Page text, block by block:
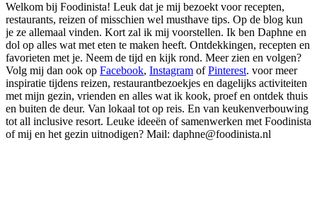
Welkom bij Foodinista! Leuk dat je mij bezoekt voor recepten,
restaurants, reizen of misschien wel musthave tips. Op de blog kun
je ze allemaal vinden. Kort zal ik mij voorstellen. Ik ben Daphne en
dol op alles wat met eten te maken heeft. Ontdekkingen, recepten en
favorieten met je. Neem de tijd en kijk rond. Meer zien en volgen?
Volg mij dan ook op Facebook, Instagram ofPinterest. voor meer
inspiratie tijdens reizen, restaurantbezoekjes en dagelijks activiteiten
met mijn gezin, vrienden en alles wat ik kook, proef en ontdek thuis
en buiten de deur. Van lokaal tot op reis. En van keukenverbouwing
tot all inclusive resort. Leuke ideeën of samenwerken met Foodinista
of mij en het gezin uitnodigen? Mail: daphne@foodinista.nl